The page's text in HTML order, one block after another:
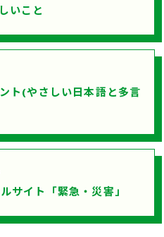
いこと
ト(やさしい日本語と多言
サイト「緊急・災害」